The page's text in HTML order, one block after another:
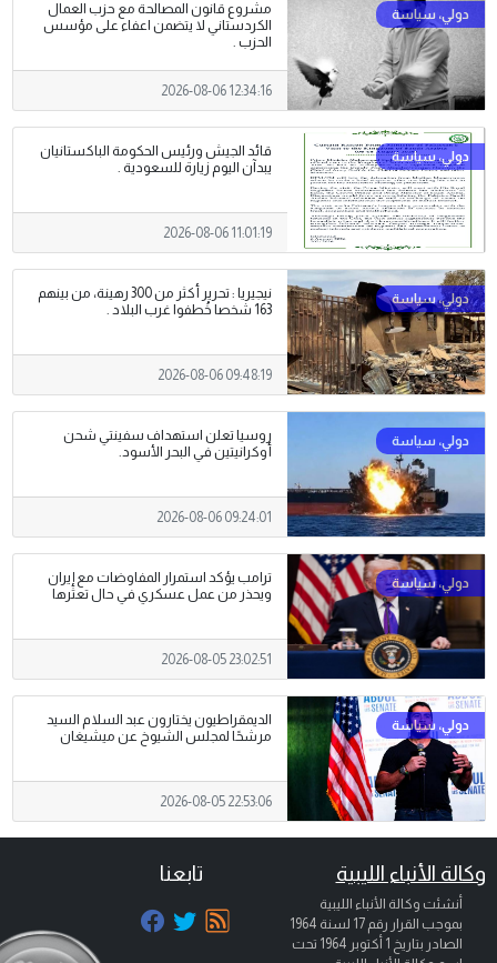
مشروع قانون المصالحة مع حزب العمال
الكردستاني لا يتضمن اعفاء على مؤسس
الحزب .
2026-08-06 12:34:16
قائد الجيش ورئيس الحكومة الباكستانيان
يبدآن اليوم زيارة للسعودية .
2026-08-06 11:01:19
نيجيريا : تحرير أكثر من 300 رهينة، من بينهم
163 شخصا خُطفوا غرب البلاد .
2026-08-06 09:48:19
روسيا تعلن استهداف سفينتي شحن
أوكرانيتين في البحر الأسود.
2026-08-06 09:24:01
ترامب يؤكد استمرار المفاوضات مع إيران
ويحذر من عمل عسكري في حال تعثرها
2026-08-05 23:02:51
الديمقراطيون يختارون عبد السلام السيد
مرشحًا لمجلس الشيوخ عن ميشيغان
2026-08-05 22:53:06
وكالة الأنباء الليبية
أنشئت وكالة الأنباء الليبية
بموجب القرار رقم 17 لسنة 1964
الصادر بتاريخ 1 أكتوبر 1964
تحت
تابعنا